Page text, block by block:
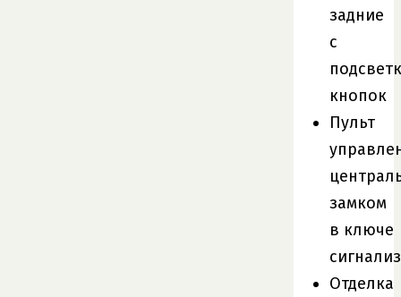
задние
с
кнопок
Пульт
замком
в ключе
Отделка